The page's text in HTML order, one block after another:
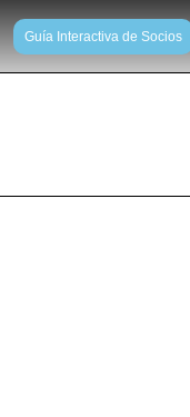
Guía Interactiva de Socios